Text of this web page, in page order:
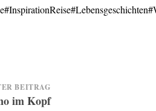
#InspirationReise#Lebensgeschichten
BEITRAG
im Kopf